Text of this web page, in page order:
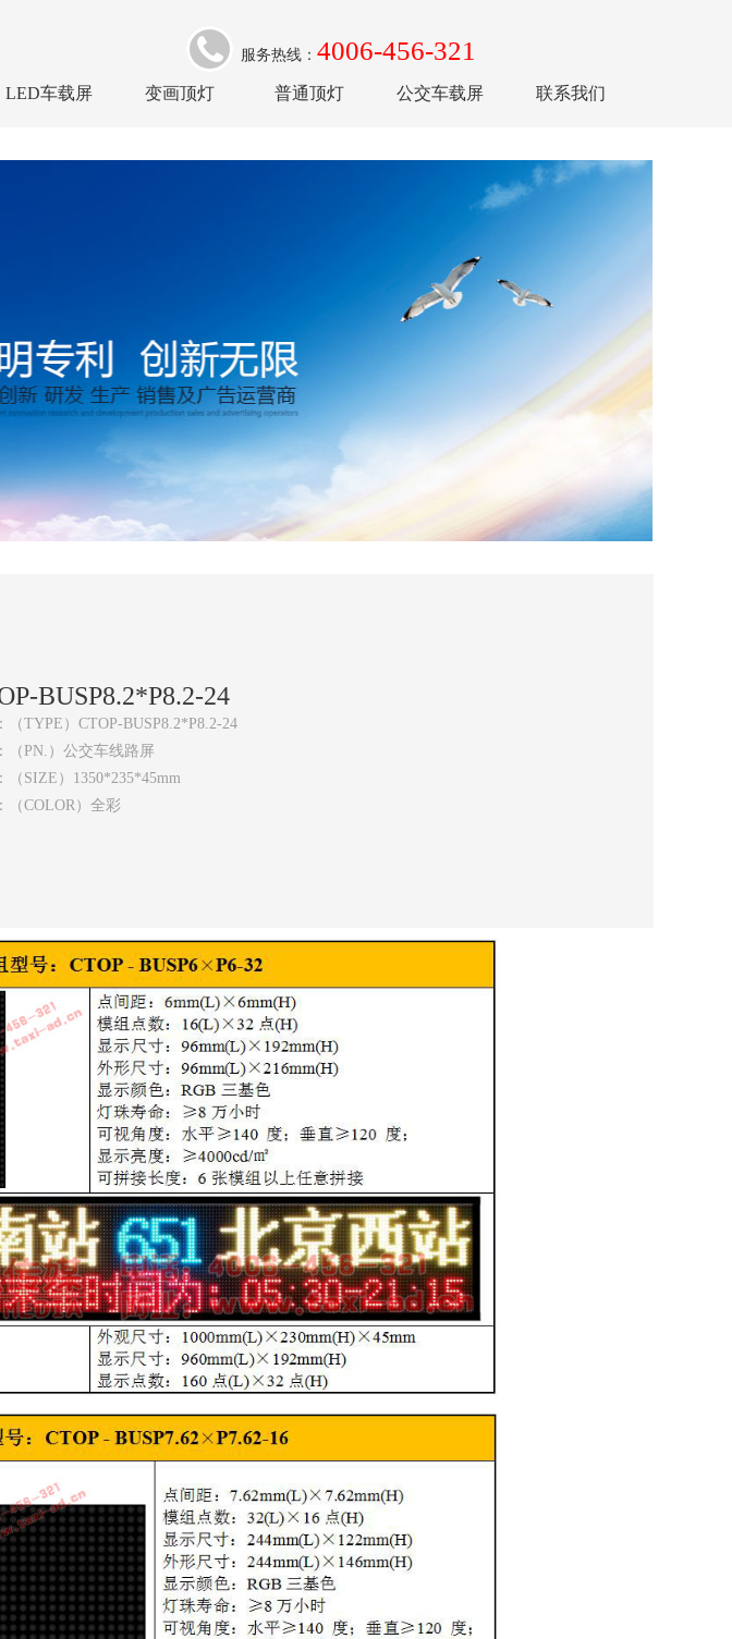
服务热线： 4006-456-321
LED车载屏 变画顶灯 普通顶灯 公交车载屏 联系我们
BUSP8.2*P8.2-24
（TYPE）CTOP-BUSP8.2*P8.2-24
（PN.）公交车线路屏
（SIZE）1350*235*45mm
（COLOR）全彩